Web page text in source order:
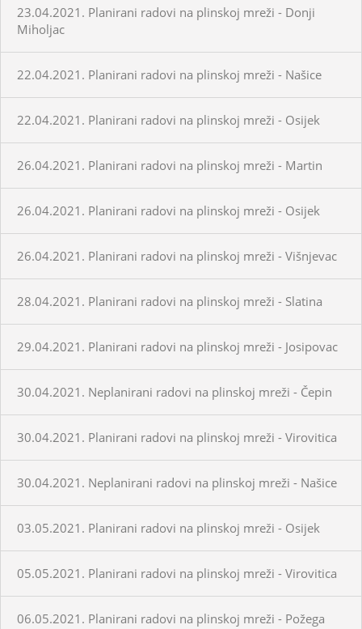
23.04.2021. Planirani radovi na plinskoj mreži - Donji
Miholjac
22.04.2021. Planirani radovi na plinskoj mreži - Našice
22.04.2021. Planirani radovi na plinskoj mreži - Osijek
26.04.2021. Planirani radovi na plinskoj mreži - Martin
26.04.2021. Planirani radovi na plinskoj mreži - Osijek
26.04.2021. Planirani radovi na plinskoj mreži - Višnjevac
28.04.2021. Planirani radovi na plinskoj mreži - Slatina
29.04.2021. Planirani radovi na plinskoj mreži - Josipovac
30.04.2021. Neplanirani radovi na plinskoj mreži - Čepin
30.04.2021. Planirani radovi na plinskoj mreži - Virovitica
30.04.2021. Neplanirani radovi na plinskoj mreži - Našice
03.05.2021. Planirani radovi na plinskoj mreži - Osijek
05.05.2021. Planirani radovi na plinskoj mreži - Virovitica
06.05.2021. Planirani radovi na plinskoj mreži - Požega